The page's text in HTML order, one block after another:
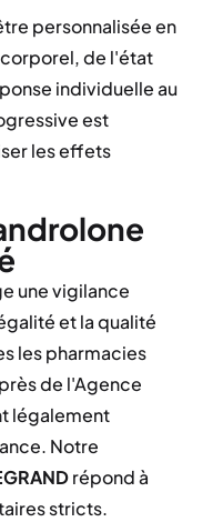
personnalisée en
de l'état
individuelle au
est
les effets
une vigilance
et la qualité
les pharmacies
de l'Agence
légalement
Notre
répond à
stricts.